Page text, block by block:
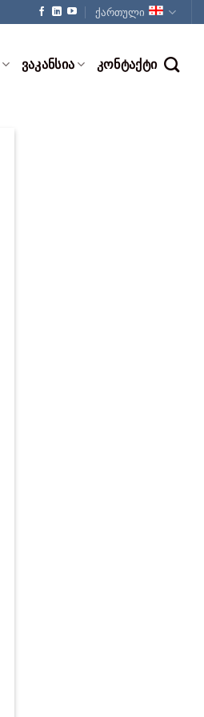
ქართული
ᲕᲐᲙᲐᲜᲡᲘᲐ ᲙᲝᲜᲢᲐᲥᲢᲘ